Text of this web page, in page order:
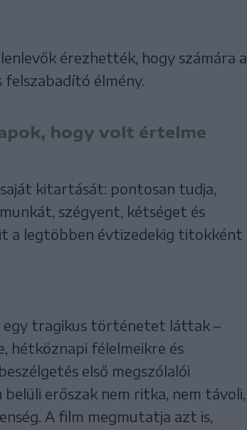
érezhették, hogy számára a
felszabadító élmény.
hogy volt értelme
kitartását: pontosan tudja,
szégyent, kétséget és
a legtöbben évtizedekig titokként
egy tragikus történetet láttak –
hétköznapi félelmeikre és
első megszólalói
erőszak nem ritka, nem távoli,
A film megmutatja azt is,